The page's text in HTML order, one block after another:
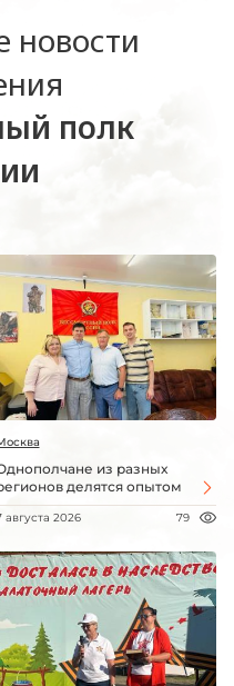
новости
полк
из разных
делятся опытом
августа 2026 79